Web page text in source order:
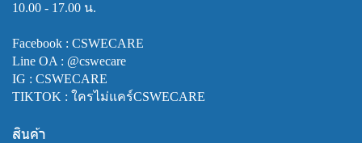
10.00 - 17.00 น.
Facebook : CSWECARE
Line OA : @cswecare
IG : CSWECARE
TIKTOK : ใครไม่แคร์CSWECARE
สินค้า